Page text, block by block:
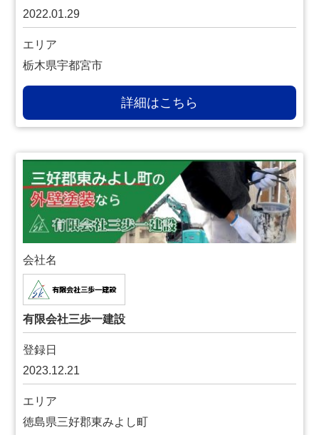
2022.01.29
エリア
栃木県宇都宮市
詳細はこちら
会社名
有限会社三歩一建設
登録日
2023.12.21
エリア
徳島県三好郡東みよし町